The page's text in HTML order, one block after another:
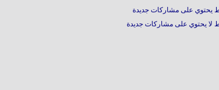
يحتوي على مشاركات جديدة
لا يحتوي على مشاركات جديدة